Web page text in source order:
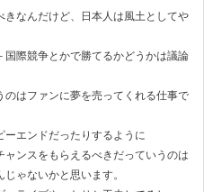
なんだけど、日本人は風土としてや
国際競争とかで勝てるかどうかは議論
はファンに夢を売ってくれる仕事で
エンドだったりするように
ンスをもらえるべきだっていうのは
ゃないかと思います。